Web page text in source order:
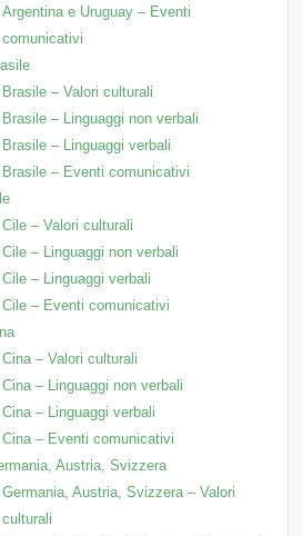
Argentina e Uruguay – Eventi
comunicativi
Brasile – Valori culturali
Brasile – Linguaggi non verbali
Brasile – Linguaggi verbali
Brasile – Eventi comunicativi
Cile – Valori culturali
Cile – Linguaggi non verbali
Cile – Linguaggi verbali
Cile – Eventi comunicativi
Cina – Valori culturali
Cina – Linguaggi non verbali
Cina – Linguaggi verbali
Cina – Eventi comunicativi
Austria, Svizzera
Germania, Austria, Svizzera – Valori
culturali